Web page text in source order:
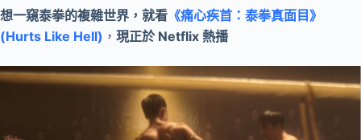
想一窺泰拳的複雜世界，就看 《痛心疾首：泰拳真面目》
(Hurts Like Hell) ， 現正於 Netflix 熱播